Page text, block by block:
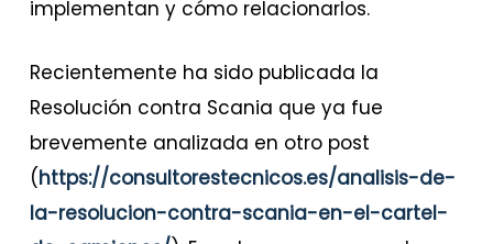
implementan y cómo relacionarlos.
Recientemente ha sido publicada la
Resolución contra Scania que ya fue
brevemente analizada en otro post
(https://consultorestecnicos.es/analisis-de-
la-resolucion-contra-scania-en-el-cartel-